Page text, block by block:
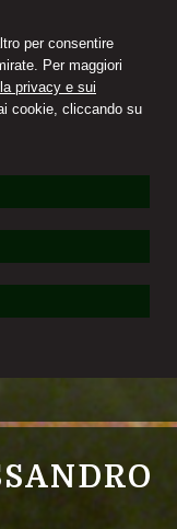
per consentire
Per maggiori
privacy e sui
cookie, cliccando su